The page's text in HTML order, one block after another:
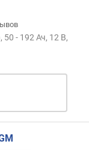
50 - 192 Ач, 12 В,